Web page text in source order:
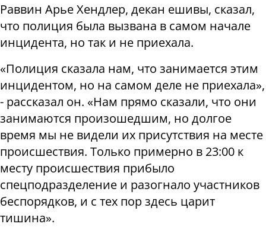
Раввин Арье Хендлер, декан ешивы, сказал,
что полиция была вызвана в самом начале
инцидента, но так и не приехала.
«Полиция сказала нам, что занимается этим
инцидентом, но на самом деле не приехала»,
- рассказал он. «Нам прямо сказали, что они
занимаются произошедшим, но долгое
время мы не видели их присутствия на месте
происшествия. Только примерно в 23:00 к
месту происшествия прибыло
спецподразделение и разогнало участников
беспорядков, и с тех пор здесь царит
тишина».